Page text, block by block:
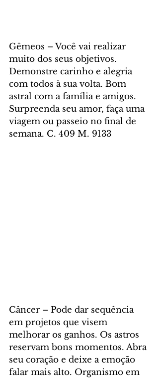
Gêmeos – Você vai realizar
muito dos seus objetivos.
Demonstre carinho e alegria
com todos à sua volta. Bom
astral com a família e amigos.
Surpreenda seu amor, faça uma
viagem ou passeio no final de
semana. C. 409 M. 9133
Câncer – Pode dar sequência
em projetos que visem
melhorar os ganhos. Os astros
reservam bons momentos. Abra
seu coração e deixe a emoção
falar mais alto. Organismo em